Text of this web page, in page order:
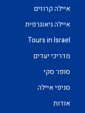
איילה קרוזים
איילה גיאוגרפית
Tours in Israel
מדריכי יעדים
סופר סקי
סניפי איילה
אודות